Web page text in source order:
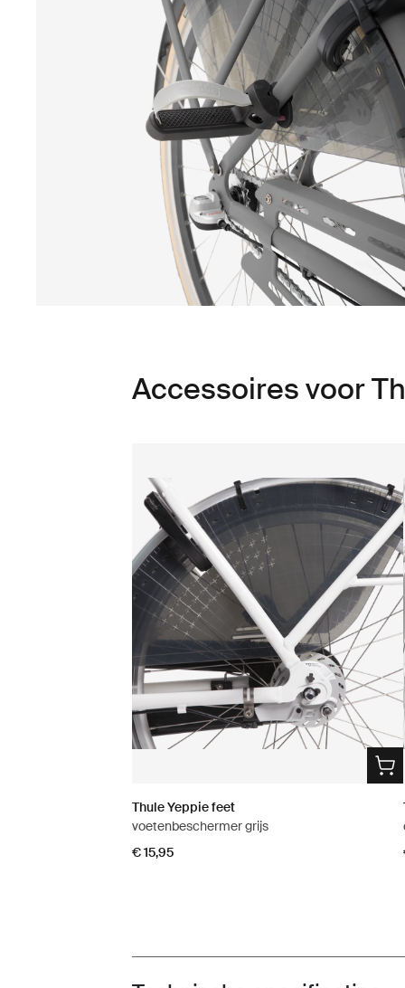
Accessoires voor
Thule Yeppie feet
voetenbeschermer grijs
€ 15,95